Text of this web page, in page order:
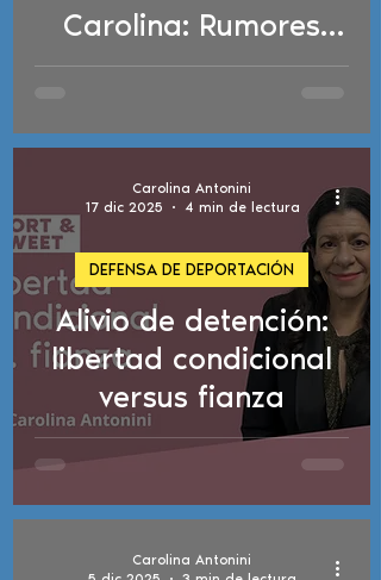
Carolina: Rumores
sobre DACA, tarifas
Alivio de detención:
libertad condicional
versus fianza
DEFENSA DE DEPORTACIÓN
Carolina Antonini
17 dic 2025
4 min de lectura
Carolina Antonini